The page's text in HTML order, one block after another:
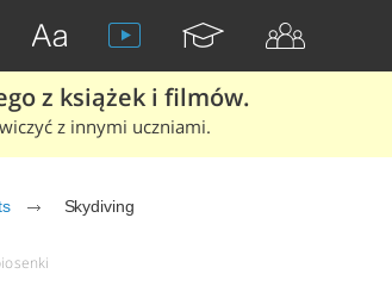
z książek i filmów.
z innymi uczniami.
Skydiving